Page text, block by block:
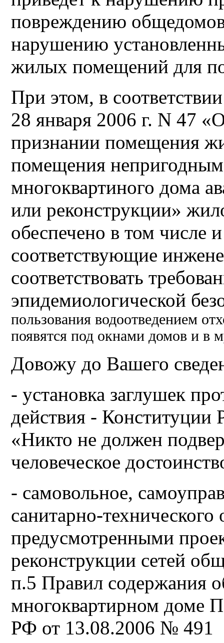
повреждению
нарушению
жилых помещений для
При этом, в
28 января 2006 г. N 47
признании помещения
помещения
многоквартиного дома
или реконструкции»
обеспечено в том числе
соответствующие
соответствовать
эпидемиологической
пользования водоотведением
появятся под окнами домов и в
Довожу до Вашего
- установка заглушек
действия -
«Никто не должен
человеческое
- самовольное,
санитарно-
предусмотренными
реконструкции сетей
п.5 Правил содержания
многоквартирном доме
РФ от 13.08.2006 № 491